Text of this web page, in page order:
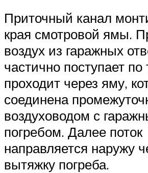
Приточный канал
края смотровой ямы.
воздух из гаражных
частично поступает по
проходит через яму,
соединена
воздуховодом с
погребом. Далее поток
направляется наружу
вытяжку погреба.